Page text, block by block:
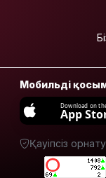
жүргізушісіз
көліктер
сынақтан
Мобильді
Download on
App
Қауіпсіз